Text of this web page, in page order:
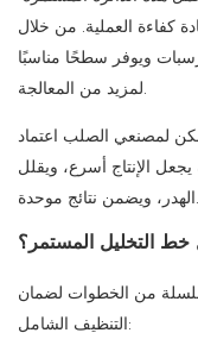
كفاءة العملية. من خلال
ويوفر سطحًا مناسبًا
لمزيد من المعالجة.
لمصنعي الصلب اعتماد
الإنتاج أسرع، ويقلل
الهدر، ويضمن نتائج موحدة.
التخليل المستمر؟
من الخطوات لضمان
التنظيف الشامل: